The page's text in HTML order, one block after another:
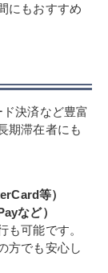
にもおすすめ
決済など豊富
期滞在者にも
等）
など）
も可能です。
方でも安心し